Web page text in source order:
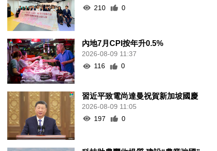
210
0
內地7月CPI按年升0.5%
2026-08-09 11:37
116
0
習近平致電尚達曼祝賀新加坡國慶
2026-08-09 11:05
197
0